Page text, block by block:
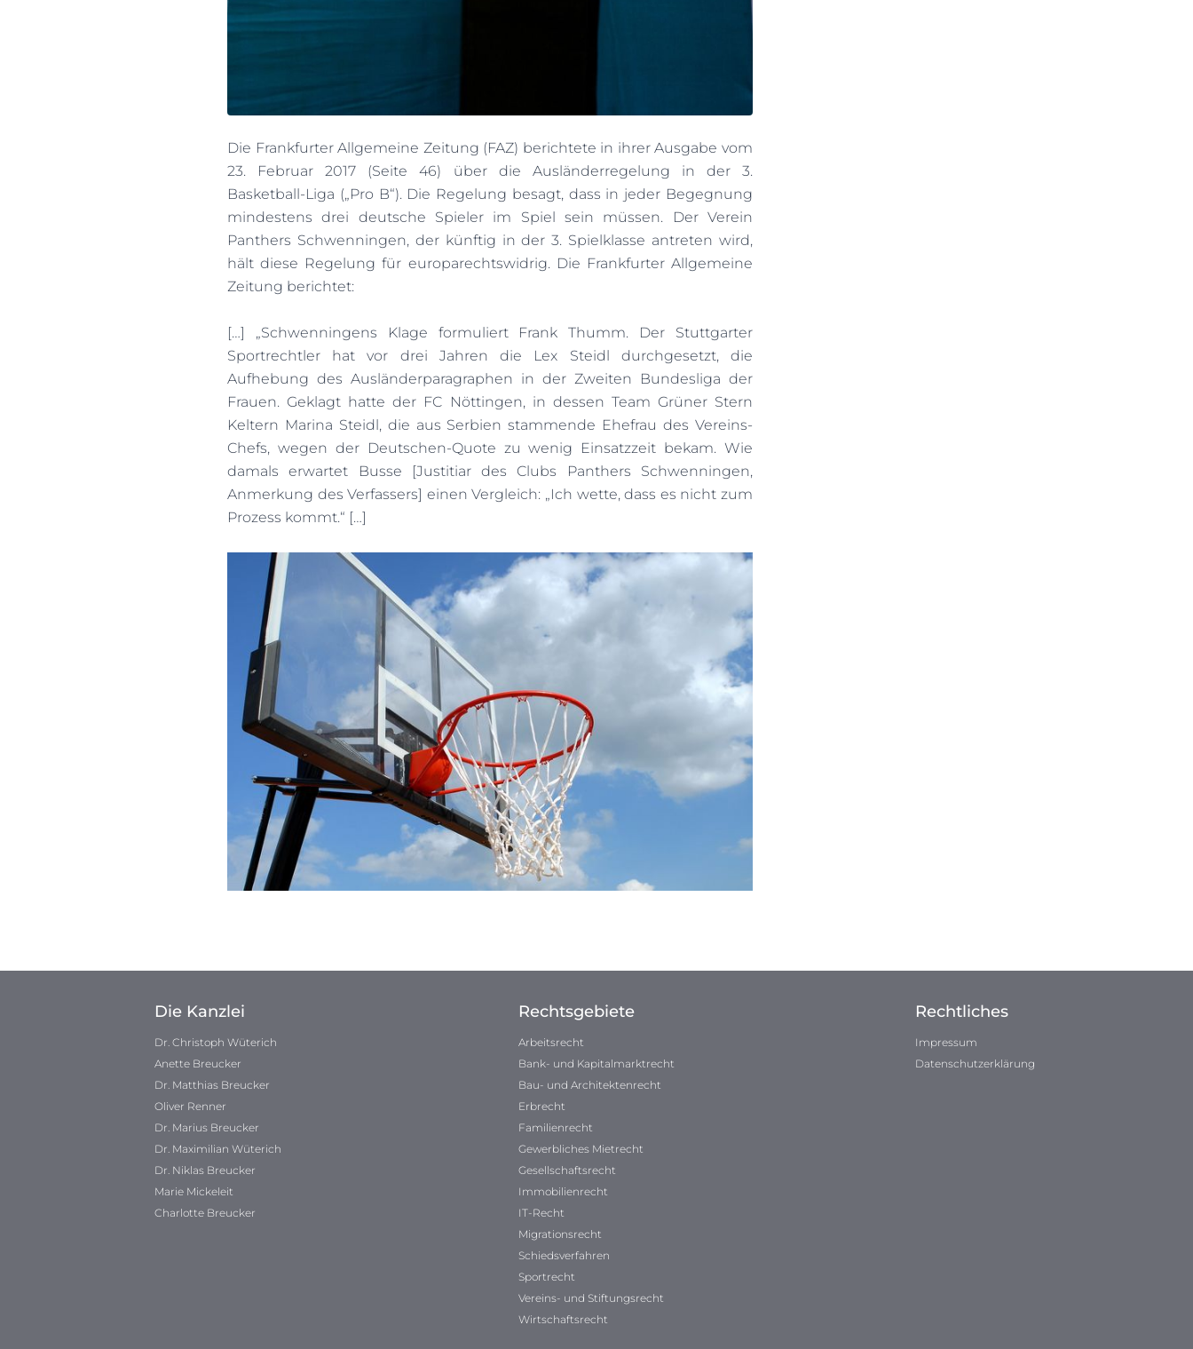
Die Frankfurter Allgemeine Zeitung (FAZ) berichtete in ihrer Ausgabe vom
23. Februar 2017 (Seite 46) über die Ausländerregelung in der 3.
Basketball-Liga („Pro B“). Die Regelung besagt, dass in jeder Begegnung
mindestens drei deutsche Spieler im Spiel sein müssen. Der Verein
Panthers Schwenningen, der künftig in der 3. Spielklasse antreten wird,
hält diese Regelung für europarechtswidrig. Die Frankfurter Allgemeine
Zeitung berichtet:
[…] „Schwenningens Klage formuliert Frank Thumm. Der Stuttgarter
Sportrechtler hat vor drei Jahren die Lex Steidl durchgesetzt, die
Aufhebung des Ausländerparagraphen in der Zweiten Bundesliga der
Frauen. Geklagt hatte der FC Nöttingen, in dessen Team Grüner Stern
Keltern Marina Steidl, die aus Serbien stammende Ehefrau des Vereins-
Chefs, wegen der Deutschen-Quote zu wenig Einsatzzeit bekam. Wie
damals erwartet Busse [Justitiar des Clubs Panthers Schwenningen,
Anmerkung des Verfassers] einen Vergleich: „Ich wette, dass es nicht zum
Prozess kommt.“ […]
Die Kanzlei
Dr. Christoph Wüterich
Anette Breucker
Dr. Matthias Breucker
Oliver Renner
Dr. Marius Breucker
Dr. Maximilian Wüterich
Dr. Niklas Breucker
Marie Mickeleit
Charlotte Breucker
Rechtsgebiete
Arbeitsrecht
Bank- und Kapitalmarktrecht
Bau- und Architektenrecht
Erbrecht
Familienrecht
Gewerbliches Mietrecht
Gesellschaftsrecht
Immobilienrecht
IT-Recht
Migrationsrecht
Schiedsverfahren
Sportrecht
Vereins- und Stiftungsrecht
Wirtschaftsrecht
Rechtliches
Impressum
Datenschutzerklärung